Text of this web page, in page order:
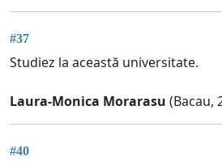
#37
Studiez la această universitate.
Laura-Monica Morarasu (Bacau,
#40